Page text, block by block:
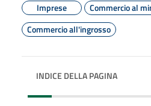
Imprese
Commercio al
Commercio all'ingrosso
INDICE DELLA PAGINA